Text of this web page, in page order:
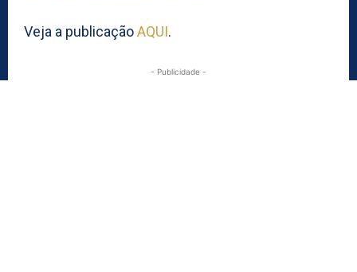
Veja a publicaçãoAQUI.
- Publicidade -